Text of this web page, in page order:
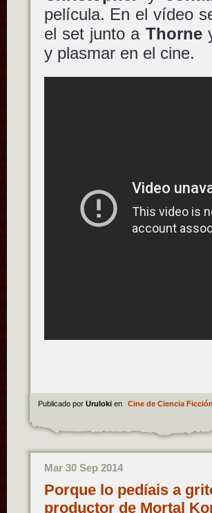
película. En el vídeo
el set junto a Thorne
y plasmar en el cine.
Publicado por Uruloki en Cine de Ciencia Ficción
Mar 30 Sep 2014
Porque lo pedíais a
productor de Mortal